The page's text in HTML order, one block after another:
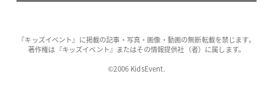
『キッズイベント』に掲載の記事・写真・画像・動画の無断転載を禁じます。
著作権は『キッズイベント』またはその情報提供社（者）に属します。
©2006 KidsEvent.